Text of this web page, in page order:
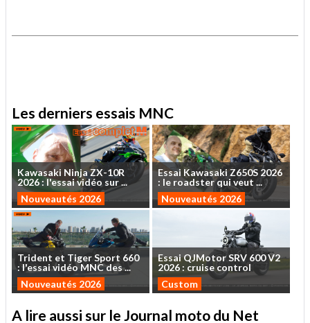
Les derniers essais MNC
Kawasaki NinjaZX-10R
2026: l'essaividéo sur...
Nouveautés 2026
Essai KawasakiZ650S 2026
: le roadsterquiveut ...
Nouveautés 2026
Trident et TigerSport 660
: l'essaividéoMNCdes...
Nouveautés 2026
EssaiQJMotorSRV 600V2
2026 : cruise control
Custom
A lire aussi sur le Journal moto du Net